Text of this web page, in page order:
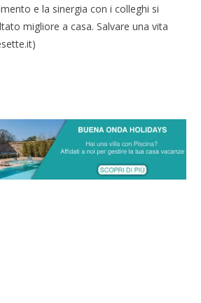
e la sinergia con i colleghi si
migliore a casa. Salvare una vita